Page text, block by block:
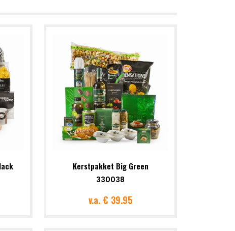
Kerstpakket Big Green
330038
v.a. € 39.95